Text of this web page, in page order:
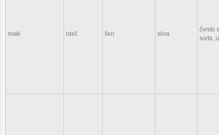
maki rdeč šeri sliva
čvrsto
sorta,